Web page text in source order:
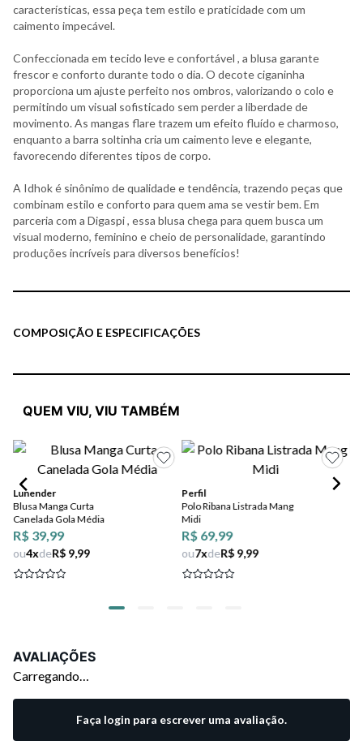
características, essa peça tem estilo e praticidade com um
caimento impecável.
Confeccionada em tecido leve e confortável , a blusa garante
frescor e conforto durante todo o dia. O decote ciganinha
proporciona um ajuste perfeito nos ombros, valorizando o colo e
permitindo um visual sofisticado sem perder a liberdade de
movimento. As mangas flare trazem um efeito fluído e charmoso,
enquanto a barra soltinha cria um caimento leve e elegante,
favorecendo diferentes tipos de corpo.
A Idhok é sinônimo de qualidade e tendência, trazendo peças que
combinam estilo e conforto para quem ama se vestir bem. Em
parceria com a Digaspi , essa blusa chega para quem busca um
visual moderno, feminino e cheio de personalidade, garantindo
produções incríveis para diversos benefícios!
COMPOSIÇÃO E ESPECIFICAÇÕES
QUEM VIU, VIU TAMBÉM
Lunender
Blusa Manga Curta
Canelada Gola Média
R$ 39,99
ou4xdeR$ 9,99
Perfil
Polo Ribana Listrada Mang
Midi
R$ 69,99
ou7xdeR$ 9,99
AVALIAÇÕES
Carregando…
Faça login para escrever uma avaliação.